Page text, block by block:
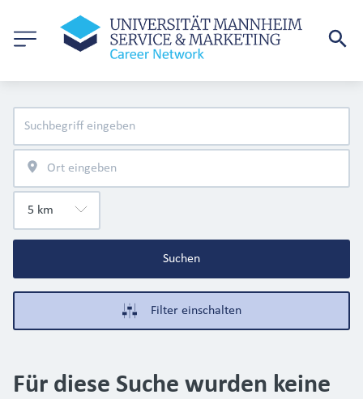
Suchen
Filter einschalten
Für diese Suche wurden keine